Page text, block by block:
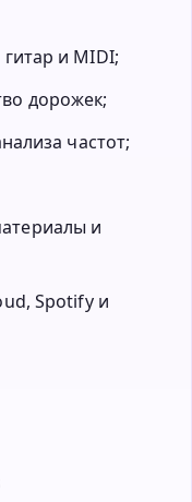
и MIDI;
дорожек;
частот;
и
Spotify и